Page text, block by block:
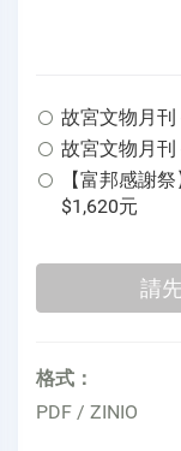
故宮文物月刊
故宮文物月刊
【富邦感謝
$1,620元
格式：
PDF / ZINIO